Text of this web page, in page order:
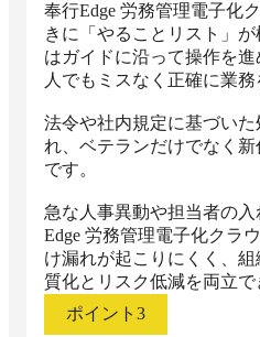
奉行Edge 労務管理電子化
きに「やることリスト」
はガイドに沿って操作を
人でもミスなく正確に業務
法令や社内規定に基づい
れ、ベテランだけでなく
です。
急な人事異動や担当者の
Edge 労務管理電子化クラ
け漏れが起こりにくく、
質化とリスク低減を両立で
ポイント 3